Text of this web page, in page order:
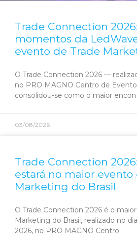
Trade Connection
momentos da
evento de Trade
O Trade Connection 2026 —
no PRO MAGNO Centro de
consolidou-se como o maior
03/08/2026
Trade Connection
estará no maior evento
Marketing do Brasil
O Trade Connection 2026 é o
Marketing do Brasil, realizado no
2026, no PRO MAGNO Centro